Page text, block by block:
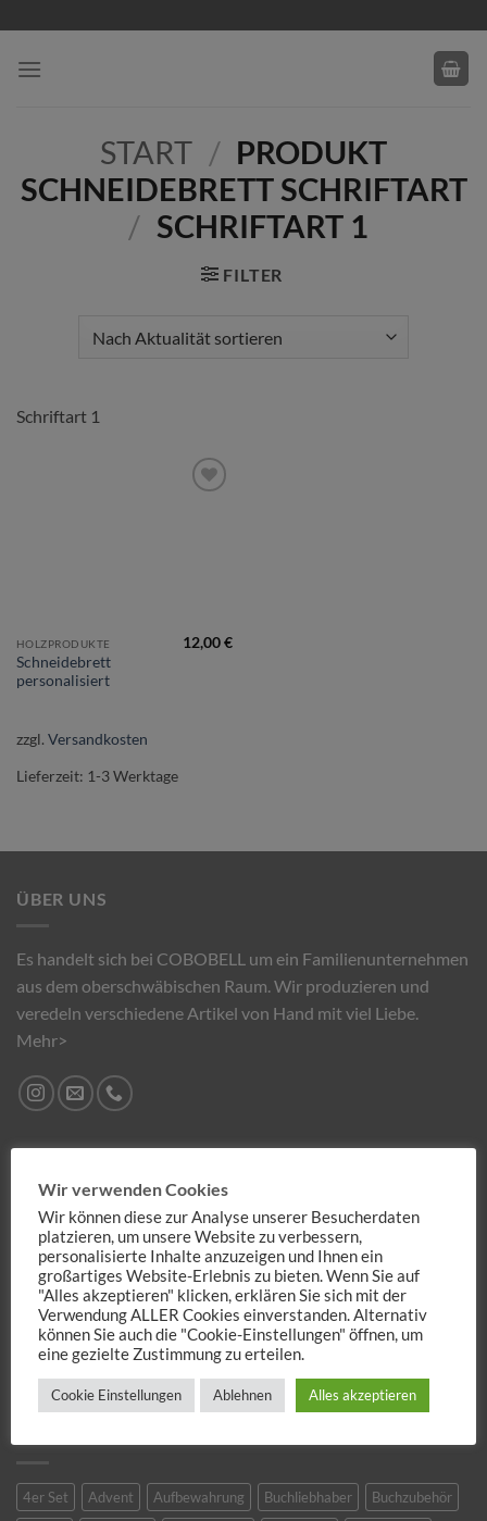
springen
START / PRODUKT
SCHNEIDEBRETT SCHRIFTART
/ SCHRIFTART 1
FILTER
Schriftart 1
HOLZPRODUKTE
Schneidebrett
personalisiert
12,00€
zzgl. Versandkosten
Lieferzeit: 1-3 Werktage
ÜBER UNS
Es handelt sich bei COBOBELL um ein Familienunternehmen
aus dem oberschwäbischen Raum. Wir produzieren und
veredeln verschiedene Artikel von Hand mit viel Liebe.
Mehr>
22
Okt.
Weihnachten steht vor der Türe
Keine
Kommentare
zu
Weihnachten
steht
vor
der
Türe
22
März
NEUE Produkte passend fürs Osterfest
Keine
Kommentare
zu
NEUE
passend
fürs
Osterfest
22 COBOBELL ist Online
Keine
Kommentare
Online
4er Set Advent Aufbewahrung Buchliebhaber
Buchzubehör
Wir verwenden Cookies
Wir können diese zur Analyse unserer Besucherdaten
platzieren, um unsere Website zu verbessern,
personalisierte Inhalte anzuzeigen und Ihnen ein
großartiges Website-Erlebnis zu bieten. Wenn Sie auf
"Alles akzeptieren" klicken, erklären Sie sich mit der
Verwendung ALLER Cookies einverstanden. Alternativ
können Sie auch die "Cookie-Einstellungen" öffnen, um
eine gezielte Zustimmung zu erteilen.
Cookie Einstellungen Ablehnen Alles akzeptieren